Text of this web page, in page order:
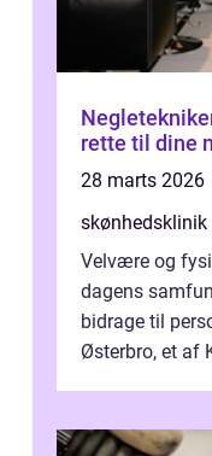
Negletekniker sådan finder du
rette til dine
28 marts 2026
skønhedsklinik
Velvære og
dagens
bidrage til
Østerbro, et af